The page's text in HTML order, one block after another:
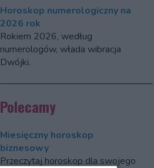
Horoskop numerologiczny na
2026 rok
Rokiem 2026, według
numerologów, włada wibracja
Dwójki.
Polecamy
Miesięczny horoskop
biznesowy
Przeczytaj horoskop dla swojego